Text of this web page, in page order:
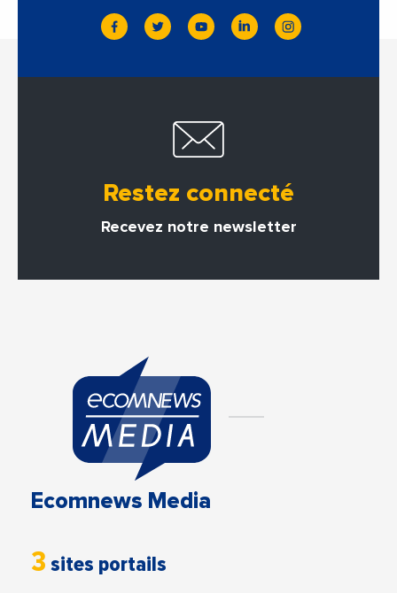
Restez connecté
Recevez notre newsletter
Ecomnews Media
3 sites portails